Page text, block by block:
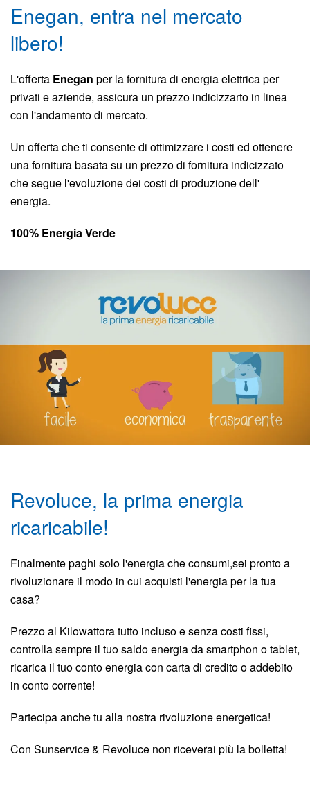
Enegan, entra nel mercato
libero!
L'offerta Enegan per la fornitura di energia elettrica per
privati e aziende, assicura un prezzo indicizzarto in linea
con l'andamento di mercato.
Un offerta che ti consente di ottimizzare i costi ed ottenere
una fornitura basata su un prezzo di fornitura indicizzato
che segue l'evoluzione dei costi di produzione dell'
energia.
100% Energia Verde
Revoluce, la prima energia
ricaricabile!
Finalmente paghi solo l'energia che consumi,sei pronto a
rivoluzionare il modo in cui acquisti l'energia per la tua
casa?
Prezzo al Kilowattora tutto incluso e senza costi fissi,
controlla sempre il tuo saldo energia da smartphon o tablet,
ricarica il tuo conto energia con carta di credito o addebito
in conto corrente!
Partecipa anche tu alla nostra rivoluzione energetica!
Con Sunservice & Revoluce non riceverai più la bolletta!